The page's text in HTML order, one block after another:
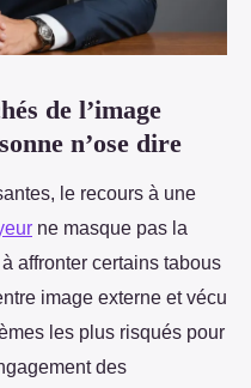
de l’image
n’ose dire
le recours à une
ne masque pas la
affronter certains tabous
image externe et vécu
les plus risqués pour
des